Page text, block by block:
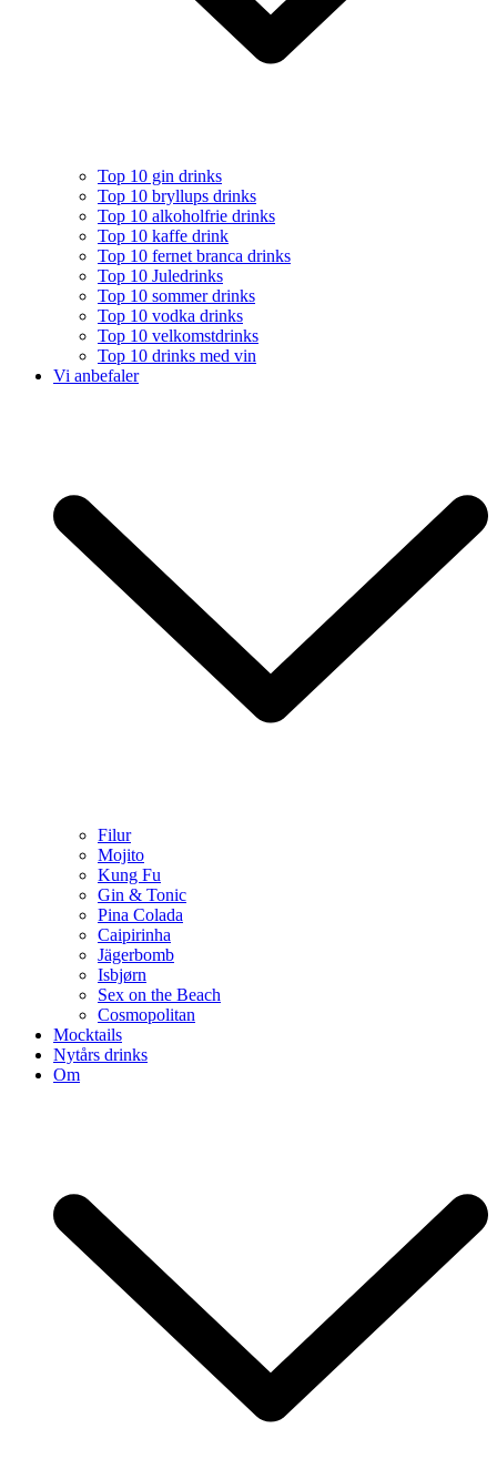
Top 10 gin drinks
Top 10 bryllups drinks
Top 10 alkoholfrie drinks
Top 10 kaffe drink
Top 10 fernet branca drinks
Top 10 Juledrinks
Top 10 sommer drinks
Top 10 vodka drinks
Top 10 velkomstdrinks
Top 10 drinks med vin
Vi anbefaler
Filur
Mojito
Kung Fu
Gin & Tonic
Pina Colada
Caipirinha
Jägerbomb
Isbjørn
Sex on the Beach
Cosmopolitan
Mocktails
Nytårs drinks
Om